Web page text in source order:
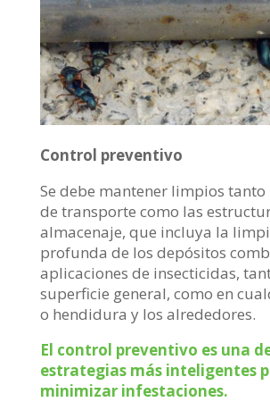
Control preventivo
Se debe mantener limpios
de transporte como las
almacenaje, que incluya la
profunda de los depósitos
aplicaciones de insecticidas,
superficie general, como en
o hendidura y los alrededores.
El control preventivo es una
estrategias más inteligentes
minimizar infestaciones.